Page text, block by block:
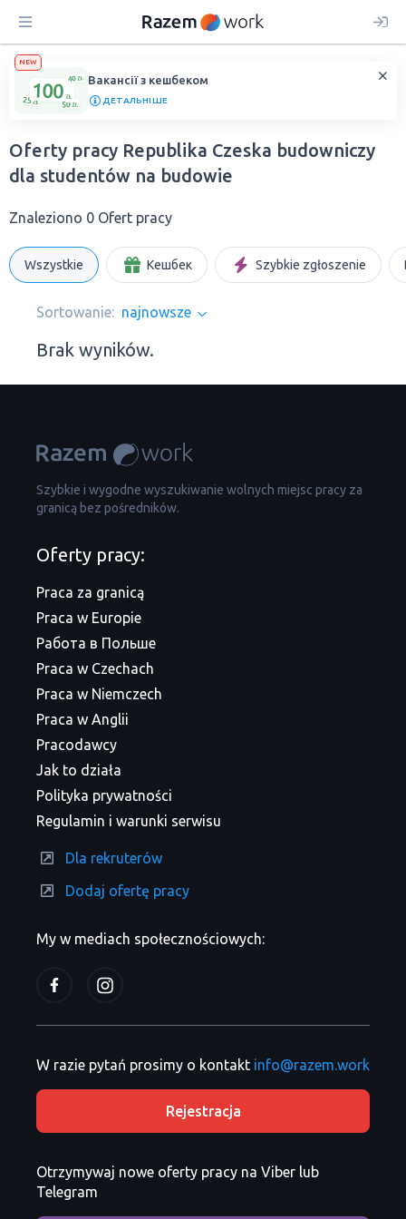
NEW
Вакансії з кешбеком
ДЕТАЛЬНІШЕ
Oferty pracy Republika Czeska budowniczy
dla studentów na budowie
Znaleziono 0 Ofert pracy
Wszystkie Кешбек Szybkie zgłoszenie
Sortowanie: najnowsze
Brak wyników.
Szybkie i wygodne wyszukiwanie wolnych miejsc pracy za
granicą bez pośredników.
My w mediach społecznościowych:
Oferty pracy:
Praca za granicą
Praca w Europie
Работа в Польше
Praca w Czechach
Praca w Niemczech
Praca w Anglii
Pracodawcy
Jak to działa
Polityka prywatności
Regulamin i warunki serwisu
Dla rekruterów
Dodaj ofertę pracy
W razie pytań prosimy o kontakt info@razem.work
Rejestracja
Otrzymywaj nowe oferty pracy na Viber lub
Telegram